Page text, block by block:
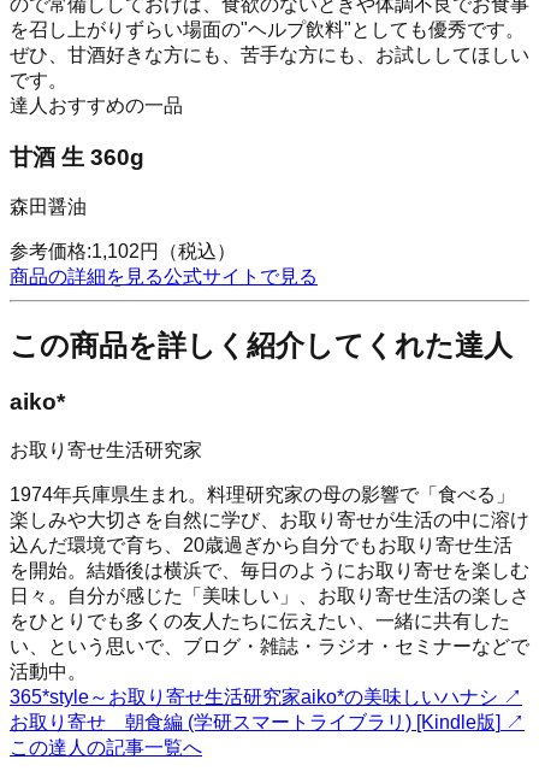
を召し上がりずらい場面の"ヘルプ飲料"としても優秀です。
ぜひ、甘酒好きな方にも、苦手な方にも、お試ししてほしい
です。
達人おすすめの一品
甘酒 生 360g
森田醤油
参考価格:1,102円
（税込）
商品の詳細を見る公式サイトで見る
この商品を詳しく紹介してくれた達人
aiko*
お取り寄せ生活研究家
1974年兵庫県生まれ。料理研究家の母の影響で「食べる」
楽しみや大切さを自然に学び、お取り寄せが生活の中に溶け
込んだ環境で育ち、20歳過ぎから自分でもお取り寄せ生活
を開始。結婚後は横浜で、毎日のようにお取り寄せを楽しむ
日々。自分が感じた「美味しい」、お取り寄せ生活の楽しさ
をひとりでも多くの友人たちに伝えたい、一緒に共有した
い、という思いで、ブログ・雑誌・ラジオ・セミナーなどで
活動中。
365*style～お取り寄せ生活研究家aiko*の美味しいハナシ ↗
お取り寄せ 朝食編 (学研スマートライブラリ) [Kindle版] ↗
この達人の記事一覧へ